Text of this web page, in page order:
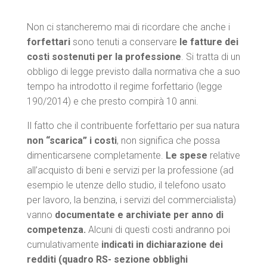
Non ci stancheremo mai di ricordare che anche i
forfettarisono tenuti a conservare le fatture dei
costi sostenuti per la professione. Si tratta di un
obbligo di legge previsto dalla normativa che a suo
tempo ha introdotto il regime forfettario (legge
190/2014) e che presto compirà 10 anni.
Il fatto che il contribuente forfettario per sua natura
non “scarica” i costi, non significa che possa
dimenticarsene completamente. Le spese relative
all’acquisto di beni e servizi per la professione (ad
esempio le utenze dello studio, il telefono usato
per lavoro, la benzina, i servizi del commercialista)
vanno documentate e archiviate per anno di
competenza. Alcuni di questi costi andranno poi
cumulativamente indicati in dichiarazione dei
redditi (quadro RS- sezione obblighi